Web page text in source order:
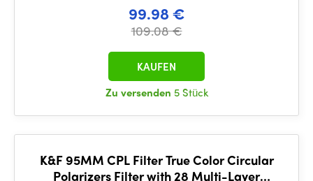
99.98 €
109.08 €
Zu versenden 5 Stück
KAUFEN
K&F 95MM CPL Filter True Color Circular
Polarizers Filter with 28 Multi-Layer